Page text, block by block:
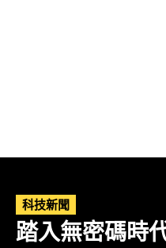
科技新聞
踏入無密碼時